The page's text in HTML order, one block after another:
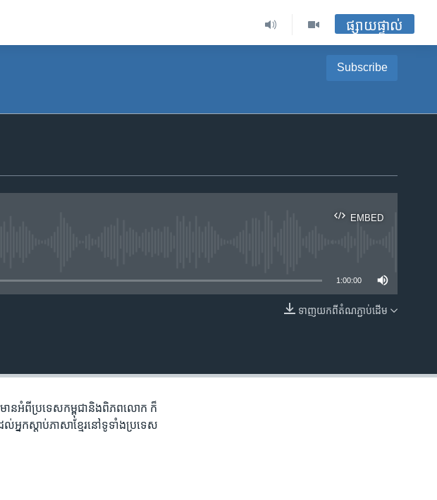
ផ្សាយផ្ទាល់
Subscribe
EMBED
EMBED
1:00:00
ទាញ​យក​ពី​តំណភ្ជាប់​ដើម
ត៌មាន​អំពី​ប្រទេស​កម្ពុជា​និង​ពិភព​លោក ​ក៏
នក​ស្តាប់​ភាសា​ខ្មែរ​នៅ​ទូទាំង​ប្រទេស​